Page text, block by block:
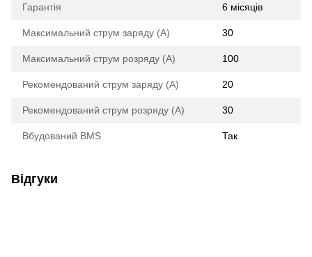
Гарантія 6 місяців
Максимальний струм заряду (А) 30
Максимальний струм розряду (А) 100
Рекомендований струм заряду (А) 20
Рекомендований струм розряду (А) 30
Вбудований BMS Так
Відгуки